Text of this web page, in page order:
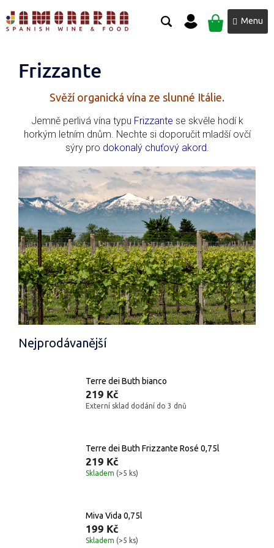
na
obsah
NÁKUPNÍ
KOŠÍK
Frizzante
Svěží organická vína ze slunné Itálie.
Jemně perlivá vína typu Frizzante se skvěle hodí k
horkým letním dnům. Nechte si doporučit mladší ovčí
sýry pro dokonalý chuťový akord.
Nejprodávanější
Terre dei Buth bianco
219 Kč
Externí sklad dodání do 3 dnů
Terre dei Buth Frizzante Rosé 0,75l
219 Kč
Skladem (>5 ks)
Miva Vida 0,75l
199 Kč
Skladem (>5 ks)